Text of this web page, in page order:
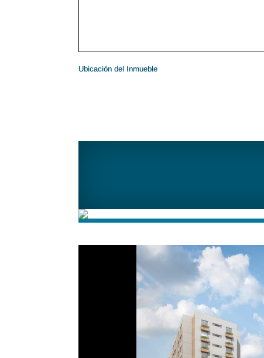
Ubicación del Inmueble